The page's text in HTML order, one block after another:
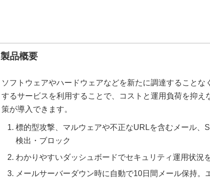
製品概要
ソフトウェアやハードウェアなどを新たに調達すること
するサービスを利用することで、コストと運用負荷を抑
策が導入できます。
標的型攻撃、マルウェアや不正なURLを含むメール、
検出・ブロック
わかりやすいダッシュボードでセキュリティ運用状況
メールサーバーダウン時に自動で10日間メール保持